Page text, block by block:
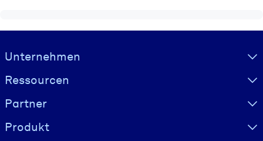
Visually hidden Text
Unternehmen
Ressourcen
Partner
Produkt